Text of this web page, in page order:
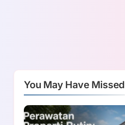
You May Have Missed